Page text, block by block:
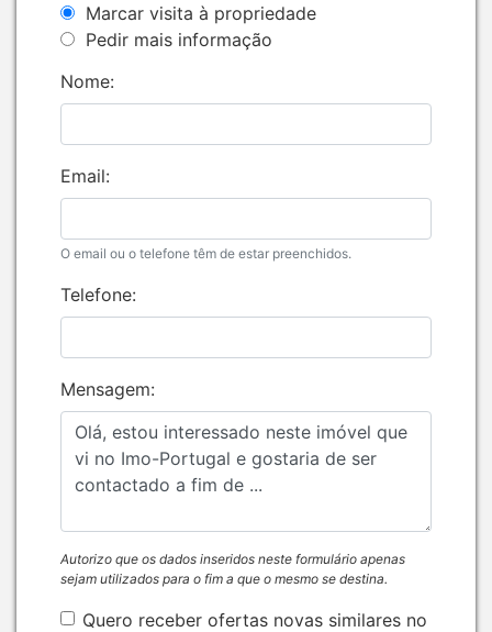
Marcar visita à propriedade
Pedir mais informação
Nome:
Email:
O email ou o telefone têm de estar preenchidos.
Telefone:
Mensagem:
Autorizo que os dados inseridos neste formulário apenas
sejam utilizados para o fim a que o mesmo se destina.
Quero receber ofertas novas similares no